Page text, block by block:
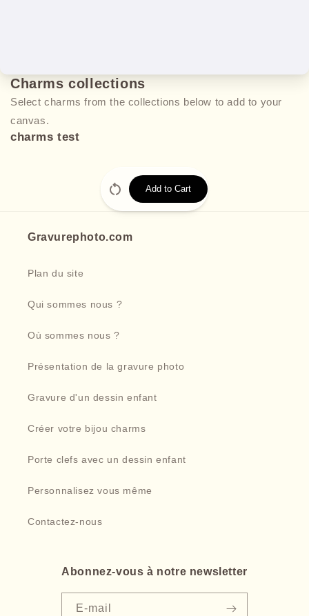
Charms collections
Select charms from the collections below to add to your
canvas.
charms test
Add to Cart
Gravurephoto.com
Plan du site
Qui sommes nous ?
Où sommes nous ?
Présentation de la gravure photo
Gravure d'un dessin enfant
Créer votre bijou charms
Porte clefs avec un dessin enfant
Personnalisez vous même
Contactez-nous
Abonnez-vous à notre newsletter
E-mail